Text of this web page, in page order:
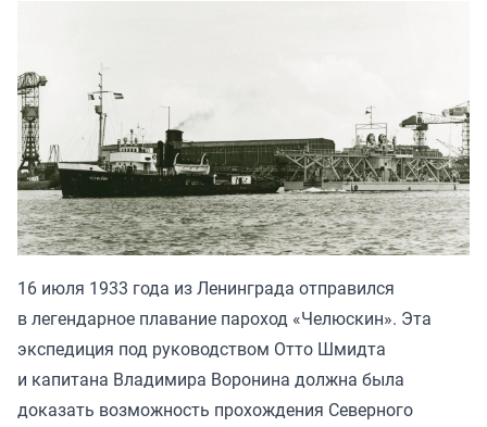
16 июля 1933 года из Ленинграда отправился
в легендарное плавание пароход «Челюскин». Эта
экспедиция под руководством Отто Шмидта
и капитана Владимира Воронина должна была
доказать возможность прохождения Северного